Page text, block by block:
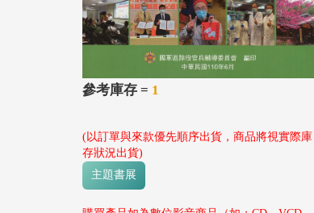
參考庫存 = 1
(以訂單與來款優先順序出貨，商品將視實際庫
存狀況出貨)
主題書展